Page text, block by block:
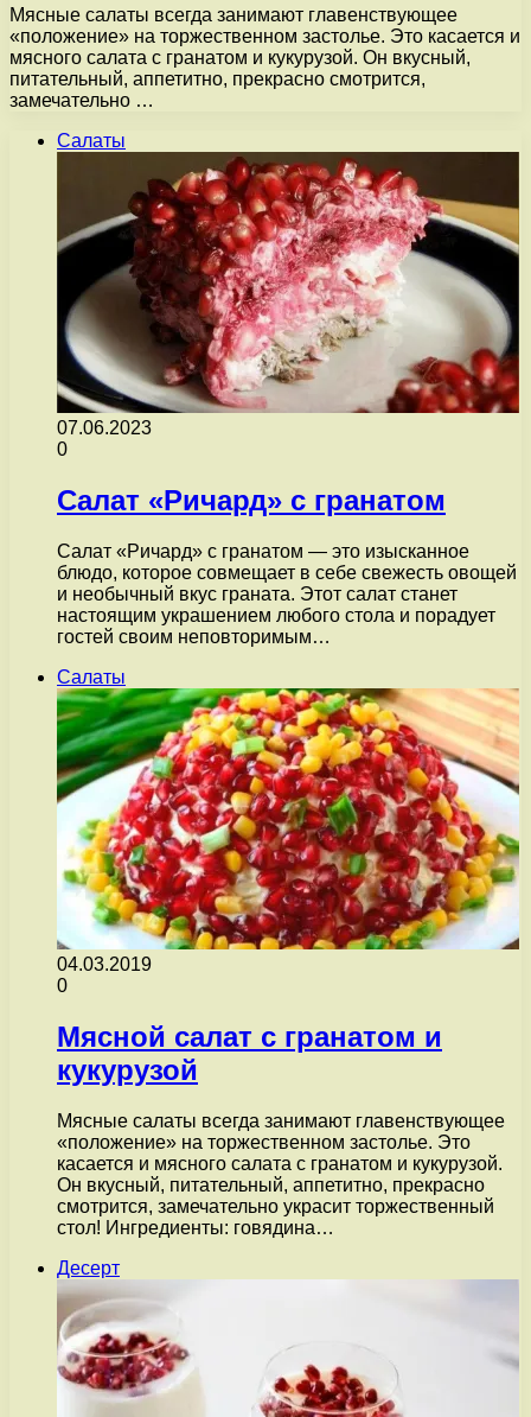
Мясные салаты всегда занимают главенствующее
«положение» на торжественном застолье. Это касается и
мясного салата с гранатом и кукурузой. Он вкусный,
питательный, аппетитно, прекрасно смотрится,
замечательно …
Салаты
07.06.2023
0
Салат «Ричард» с гранатом
Салат «Ричард» с гранатом — это изысканное
блюдо, которое совмещает в себе свежесть овощей
и необычный вкус граната. Этот салат станет
настоящим украшением любого стола и порадует
гостей своим неповторимым…
Салаты
04.03.2019
0
Мясной салат с гранатом и
кукурузой
Мясные салаты всегда занимают главенствующее
«положение» на торжественном застолье. Это
касается и мясного салата с гранатом и кукурузой.
Он вкусный, питательный, аппетитно, прекрасно
смотрится, замечательно украсит торжественный
стол! Ингредиенты: говядина…
Десерт